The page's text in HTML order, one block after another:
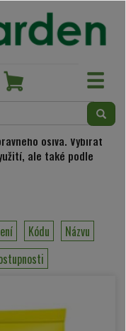
Toggle
navigation
osiva. Vybírat
ale také podle
Kódu
Názvu